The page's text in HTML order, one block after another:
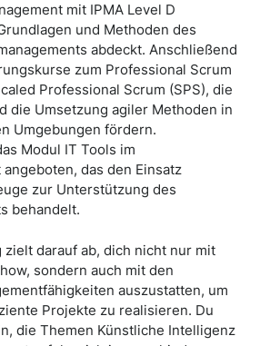
mit IPMA Level D
und Methoden des
abdeckt. Anschließend
zum Professional Scrum
Professional Scrum (SPS), die
die Umsetzung agiler Methoden in
Umgebungen fördern.
Modul IT Tools im
das den Einsatz
zur Unterstützung des
behandelt.
zielt darauf ab, dich nicht nur mit
sondern auch mit den
auszustatten, um
Projekte zu realisieren. Du
die Themen Künstliche Intelligenz